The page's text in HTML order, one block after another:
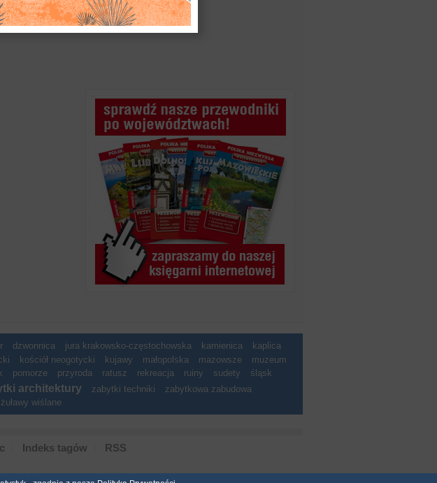
dzwonnica jura krakowsko-częstochowska kamienica
kaplica
kościół neogotycki kujawy małopolska mazowsze
muzeum
pomorze przyroda ratusz rekreacja ruiny sudety śląsk
architektury zabytki techniki
zabytkowa zabudowa
żuławy wiślane
Indeks tagów RSS